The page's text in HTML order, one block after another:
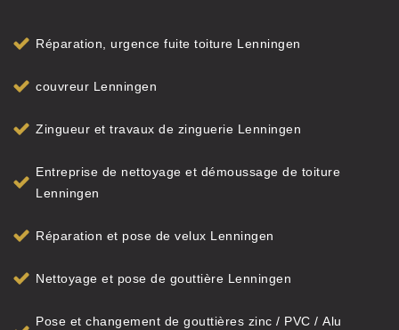
Réparation, urgence fuite toiture Lenningen
couvreur Lenningen
Zingueur et travaux de zinguerie Lenningen
Entreprise de nettoyage et démoussage de toiture
Lenningen
Réparation et pose de velux Lenningen
Nettoyage et pose de gouttière Lenningen
Pose et changement de gouttières zinc / PVC / Alu